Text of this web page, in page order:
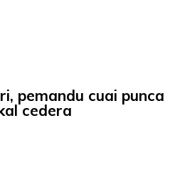
pemandu cuai punca
cedera